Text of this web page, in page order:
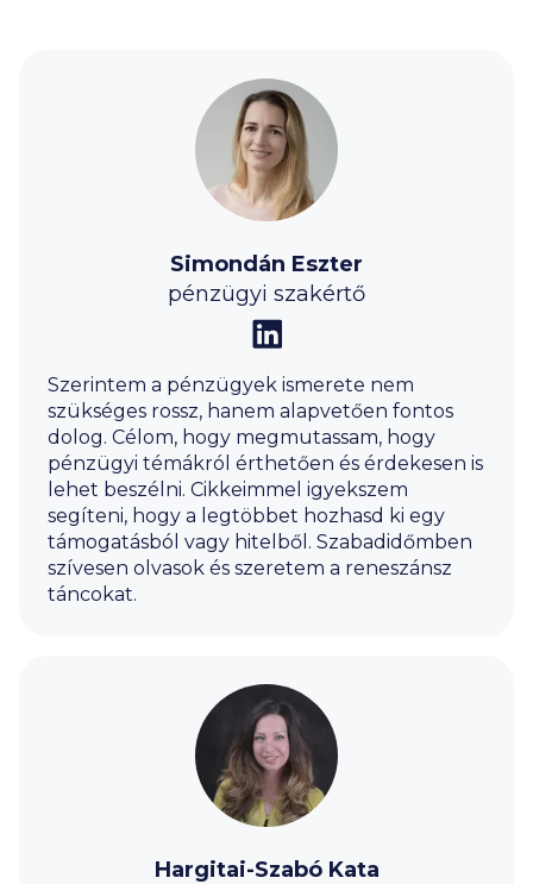
Simondán Eszter
pénzügyi szakértő
Szerintem a pénzügyek ismerete nem
szükséges rossz, hanem alapvetően fontos
dolog. Célom, hogy megmutassam, hogy
pénzügyi témákról érthetően és érdekesen is
lehet beszélni. Cikkeimmel igyekszem
segíteni, hogy a legtöbbet hozhasd ki egy
támogatásból vagy hitelből. Szabadidőmben
szívesen olvasok és szeretem a reneszánsz
táncokat.
Hargitai-Szabó Kata